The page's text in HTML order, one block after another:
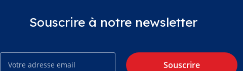
Souscrire à notre newsletter
Souscrire